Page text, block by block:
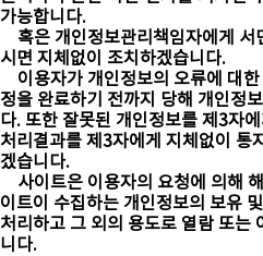
가능합니다.
혹은 개인정보관리책임자에게 서
시면 지체없이 조치하겠습니다.
이용자가 개인정보의 오류에 대
정을 완료하기 전까지 당해 개인정
다. 또한 잘못된 개인정보를 제3자
처리결과를 제3자에게 지체없이 통
겠습니다.
사이트은 이용자의 요청에 의해
이트이 수집하는 개인정보의 보유
처리하고 그 외의 용도로 열람 또는
니다.